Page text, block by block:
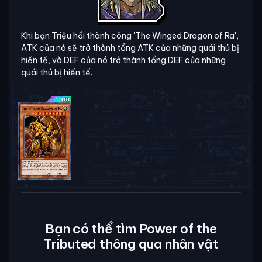
Khi bạn Triệu hồi thành công 'The Winged Dragon of Ra',
ATK của nó sẽ trở thành tổng ATK của những quái thú bị
hiến tế, và DEF của nó trở thành tổng DEF của những
quái thú bị hiến tế.
Bạn có thể tìm Power of the
Tributed thông qua nhân vật